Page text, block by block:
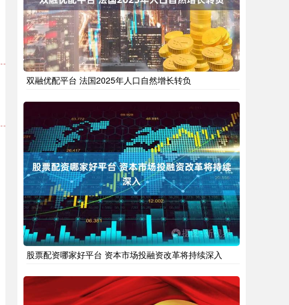
双融优配平台 法国2025年人口自然增长转负
股票配资哪家好平台 资本市场投融资改革将持续深入